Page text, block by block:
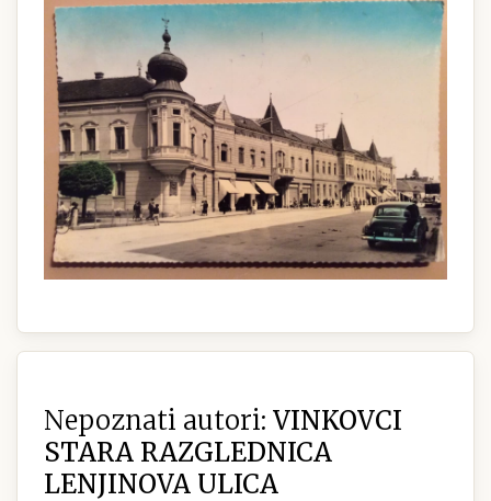
Nepoznati autori: VINKOVCI
STARA RAZGLEDNICA
LENJINOVA ULICA